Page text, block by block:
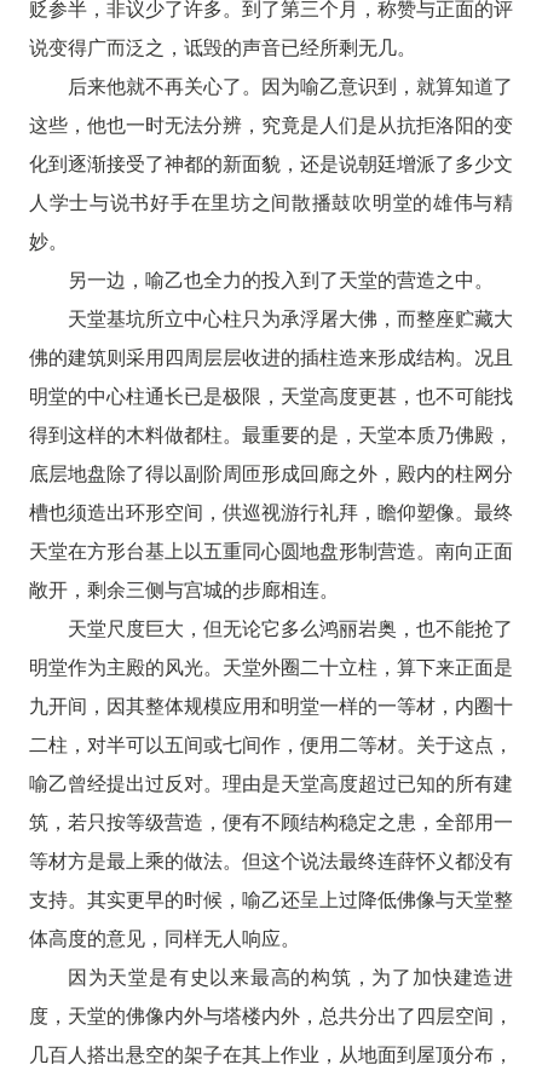
贬参半，非议少了许多。到了第三个月，称赞与正面的评
说变得广而泛之，诋毁的声音已经所剩无几。
后来他就不再关心了。因为喻乙意识到，就算知道了
这些，他也一时无法分辨，究竟是人们是从抗拒洛阳的变
化到逐渐接受了神都的新面貌，还是说朝廷增派了多少文
人学士与说书好手在里坊之间散播鼓吹明堂的雄伟与精
妙。
另一边，喻乙也全力的投入到了天堂的营造之中。
天堂基坑所立中心柱只为承浮屠大佛，而整座贮藏大
佛的建筑则采用四周层层收进的插柱造来形成结构。况且
明堂的中心柱通长已是极限，天堂高度更甚，也不可能找
得到这样的木料做都柱。最重要的是，天堂本质乃佛殿，
底层地盘除了得以副阶周匝形成回廊之外，殿内的柱网分
槽也须造出环形空间，供巡视游行礼拜，瞻仰塑像。最终
天堂在方形台基上以五重同心圆地盘形制营造。南向正面
敞开，剩余三侧与宫城的步廊相连。
天堂尺度巨大，但无论它多么鸿丽岩奥，也不能抢了
明堂作为主殿的风光。天堂外圈二十立柱，算下来正面是
九开间，因其整体规模应用和明堂一样的一等材，内圈十
二柱，对半可以五间或七间作，便用二等材。关于这点，
喻乙曾经提出过反对。理由是天堂高度超过已知的所有建
筑，若只按等级营造，便有不顾结构稳定之患，全部用一
等材方是最上乘的做法。但这个说法最终连薛怀义都没有
支持。其实更早的时候，喻乙还呈上过降低佛像与天堂整
体高度的意见，同样无人响应。
因为天堂是有史以来最高的构筑，为了加快建造进
度，天堂的佛像内外与塔楼内外，总共分出了四层空间，
几百人搭出悬空的架子在其上作业，从地面到屋顶分布，